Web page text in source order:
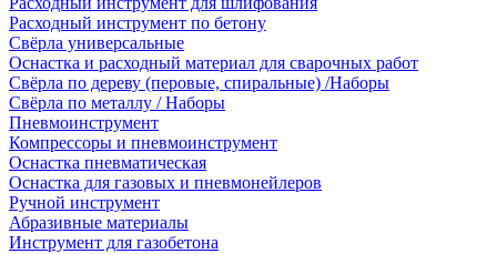
Расходный инструмент по бетону
Свёрла универсальные
Оснастка и расходный материал для сварочных работ
Свёрла по дереву (перовые, спиральные) /Наборы
Свёрла по металлу / Наборы
Пневмоинструмент
Компрессоры и пневмоинструмент
Оснастка пневматическая
Оснастка для газовых и пневмонейлеров
Ручной инструмент
Абразивные материалы
Инструмент для газобетона